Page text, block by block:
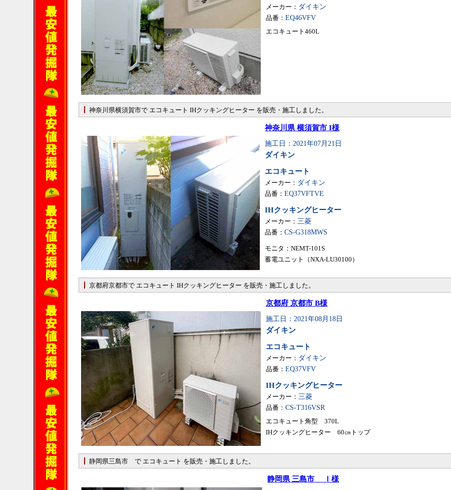
メーカー： ダイキン
品番： EQ46VFV
エコキュート460L
神奈川県横須賀市で エコキュート IHクッキングヒーター を販売・施工しました。
神奈川県 横須賀市 I様
施工日：2021年07月21日
ダイキン
エコキュート
メーカー： ダイキン
品番： EQ37VFTVE
IHクッキングヒーター
メーカー： 三菱
品番： CS-G318MWS
モニタ：NEMT-101S
蓄電ユニット（NXA-LU30100）
京都府京都市で エコキュート IHクッキングヒーター を販売・施工しました。
京都府 京都市 B様
施工日：2021年08月18日
ダイキン
エコキュート
メーカー： ダイキン
品番： EQ37VFV
IHクッキングヒーター
メーカー： 三菱
品番： CS-T316VSR
エコキュート角型 370L
IHクッキングヒーター 60㎝トップ
静岡県三島市 で エコキュート を販売・施工しました。
静岡県 三島市 Ｉ様